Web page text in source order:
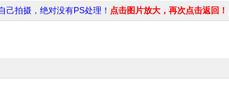
自己拍摄，绝对没有PS处理！点击图片放大，再次点击返回！